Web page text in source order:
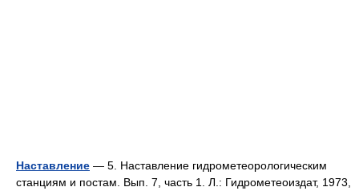
Наставление — 5. Наставление гидрометеорологическим
станциям и постам. Вып. 7, часть 1. Л.: Гидрометеоиздат, 1973,